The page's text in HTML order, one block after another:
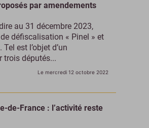
par amendements
au 31 décembre 2023,
défiscalisation « Pinel » et
est l’objet d’un
trois députés...
Le mercredi 12 octobre 2022
de-France : l’activité reste